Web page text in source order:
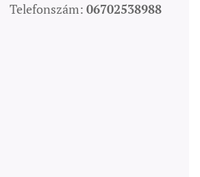
Telefonszám: 06702538988